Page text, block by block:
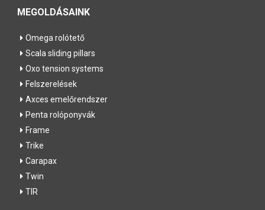
MEGOLDÁSAINK
Omega rolótető
Scala sliding pillars
Oxo tension systems
Felszerelések
Axces emelőrendszer
Penta rolóponyvák
Frame
Trike
Carapax
Twin
TIR